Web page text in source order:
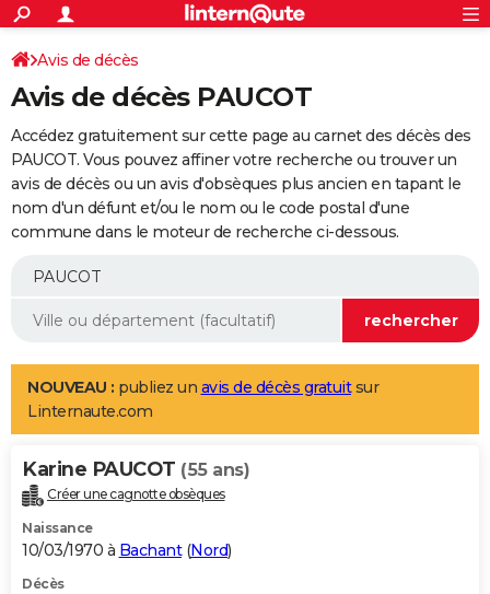
ACTUALITÉS
Politique
Société
Faits Divers
Education
Monde
Villes
+
SPORT
Coupe du monde 2026
Football
Tennis
Cyclisme
Rugby
Forum
Programme TV
TNT
Streaming
Cinéma
Sorties cinéma
Musique
+
FINANCE
Retraite
Epargne
Immobilier
Risques naturels par ville
Banque
Assurance
AUTO
Essais
Réserver un essai
Citadines
Berlines
SUV
Forum auto
+
Mobiles
Meilleur smartphone
Internet
Ordinateurs
Jeux vidéo
Guide high-tech
Aménagement intérieur
LIFESTYLE
Art de vivre
Bien-être
Loisirs
Mode
Modes de vie
Alimentation
Guide de la santé
Maladies
Médicaments
Sommeil
VOYAGE
Destinations
City break
Voyage nature
Voyage de noces
Forum
Climat
+PHOTO
GUIDES D'ACHAT
Avis de décès
Avis de décès PAUCOT
Accédez gratuitement sur cette page au carnet des décès des
PAUCOT. Vous pouvez affiner votre recherche ou trouver un
avis de décès ou un avis d'obsèques plus ancien en tapant le
nom d'un défunt et/ou le nom ou le code postal d'une
commune dans le moteur de recherche ci-dessous.
NOUVEAU : publiez un avis de décès gratuitsur
Linternaute.com
Karine PAUCOT (55 ans)
Créer une cagnotte obsèques
Naissance
10/03/1970 à Bachant(Nord)
Décès